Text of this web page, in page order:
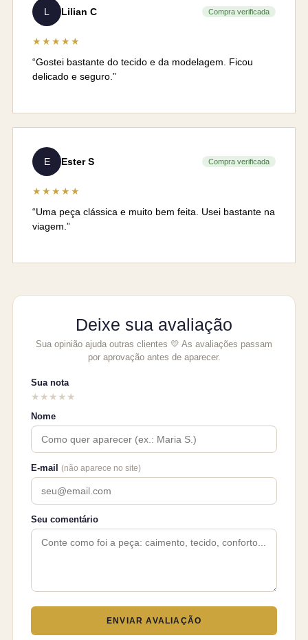
L Lilian C Compra verificada
★★★★★
“Gostei bastante do tecido e da modelagem. Ficou
delicado e seguro.”
E Ester S Compra verificada
★★★★★
“Uma peça clássica e muito bem feita. Usei bastante na
viagem.”
Deixe sua avaliação
Sua opinião ajuda outras clientes 💛 As avaliações passam
por aprovação antes de aparecer.
Sua nota
★ ★ ★ ★ ★
Nome
E-mail (não aparece no site)
Seu comentário
ENVIAR AVALIAÇÃO